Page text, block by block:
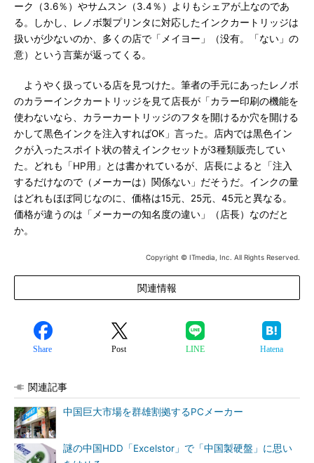
ーク（3.6％）やサムスン（3.4％）よりもシェアが上なのであ
る。しかし、レノボ製プリンタに対応したインクカートリッジは
扱いが少ないのか、多くの店で「メイヨー」（没有。「ない」の
意）という言葉が返ってくる。
ようやく扱っている店を見つけた。筆者の手元にあったレノボ
のカラーインクカートリッジを見て店長が「カラー印刷の機能を
使わないなら、カラーカートリッジのフタを開けるか穴を開ける
かして黒色インクを注入すればOK」言った。店内では黒色イン
クが入ったスポイト状の替えインクセットが3種類販売してい
た。どれも「HP用」とは書かれているが、店長によると「注入
するだけなので（メーカーは）関係ない」だそうだ。インクの量
はどれもほぼ同じなのに、価格は15元、25元、45元と異なる。
価格が違うのは「メーカーの知名度の違い」（店長）なのだと
か。
Copyright © ITmedia, Inc. All Rights Reserved.
関連情報
Share Post LINE Hatena
関連記事
中国巨大市場を群雄割拠するPCメーカー
謎の中国HDD「Excelstor」で「中国製硬盤」に思い